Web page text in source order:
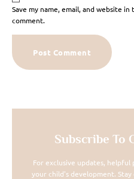
Save my name, email, and website
comment.
Subscribe To
For exclusive updates,
your child's development.